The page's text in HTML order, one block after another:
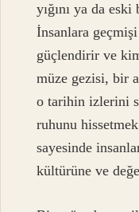
yığını ya da
İnsanlara
güçlendirir ve
müze gezisi, bir
o tarihin izlerini
ruhunu
sayesinde
kültürüne ve